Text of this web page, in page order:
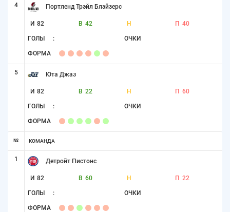
4 Портленд Трэйл Блэйзерс
И 82 В 42 Н П 40
ГОЛЫ : ОЧКИ
ФОРМА
5 Юта Джаз
И 82 В 22 Н П 60
ГОЛЫ : ОЧКИ
ФОРМА
№ КОМАНДА
1 Детройт Пистонс
И 82 В 60 Н П 22
ГОЛЫ : ОЧКИ
ФОРМА